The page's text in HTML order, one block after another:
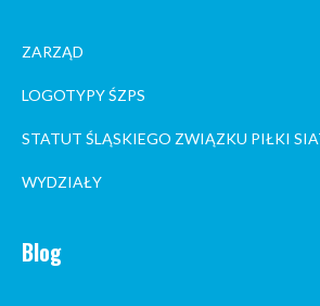
ZARZĄD
LOGOTYPY ŚZPS
STATUT ŚLĄSKIEGO ZWIĄZKU PIŁKI
WYDZIAŁY
Blog